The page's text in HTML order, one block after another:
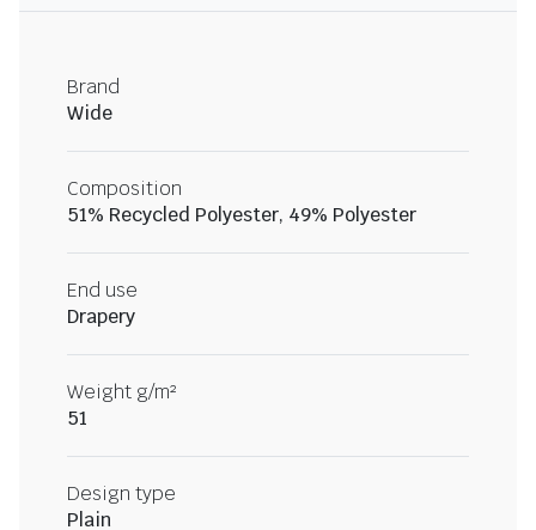
Brand
Wide
Composition
51% Recycled Polyester, 49% Polyester
End use
Drapery
Weight g/m²
51
Design type
Plain